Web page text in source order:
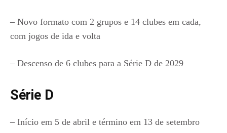
– Novo formato com 2 grupos e 14 clubes em cada,
com jogos de ida e volta
– Descenso de 6 clubes para a Série D de 2029
Série D
– Início em 5 de abril e término em 13 de setembro